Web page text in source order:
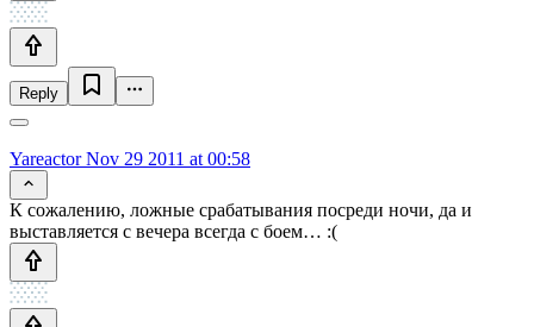
Reply
YareactorNov 29 2011 at 00:58
К сожалению, ложные срабатывания посреди ночи, да и
выставляется с вечера всегда с боем… :(